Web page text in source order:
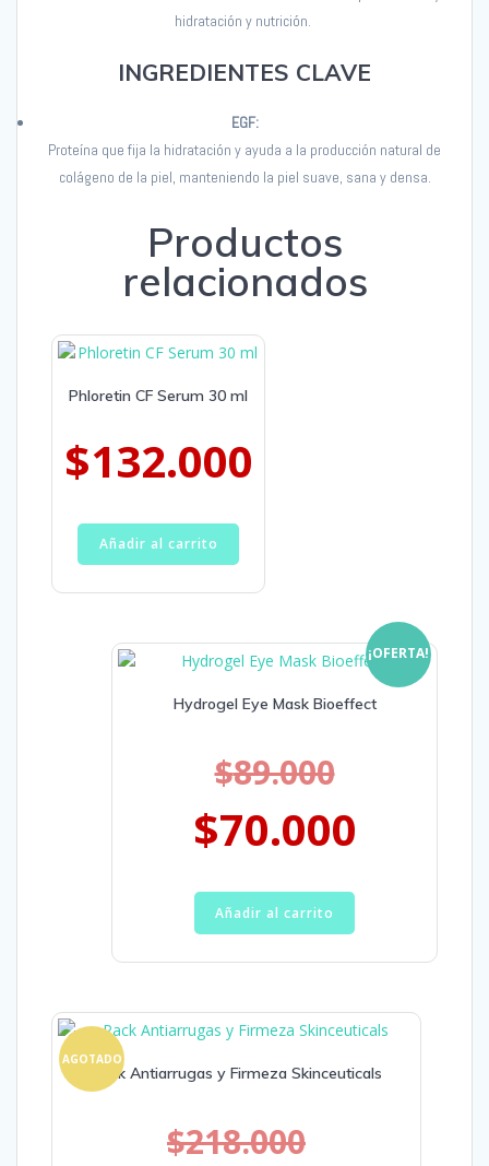
hidratación y nutrición.
INGREDIENTES CLAVE
EGF:
Proteína que fija la hidratación y ayuda a la producción natural de
colágeno de la piel, manteniendo la piel suave, sana y densa.
Productos
relacionados
Phloretin CF Serum 30 ml
$132.000
Añadir al carrito
¡OFERTA!
Hydrogel Eye Mask Bioeffect
$89.000
$70.000
Añadir al carrito
AGOTADO
Pack Antiarrugas y Firmeza Skinceuticals
$218.000